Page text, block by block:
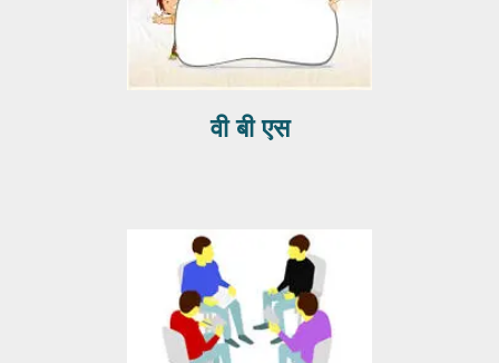
वी बी एस